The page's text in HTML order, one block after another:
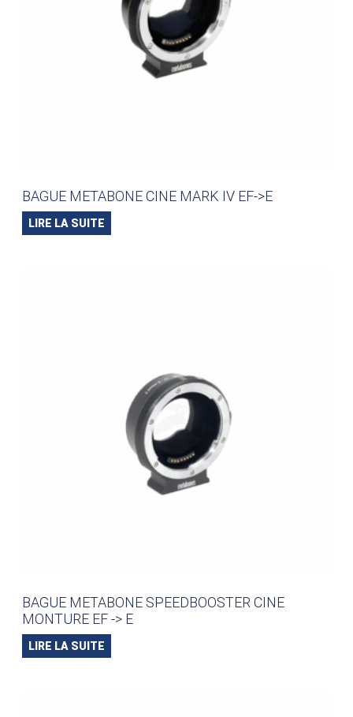
BAGUE METABONE CINE MARK IV EF->E
LIRE LA SUITE
BAGUE METABONE SPEEDBOOSTER CINE
MONTURE EF -> E
LIRE LA SUITE